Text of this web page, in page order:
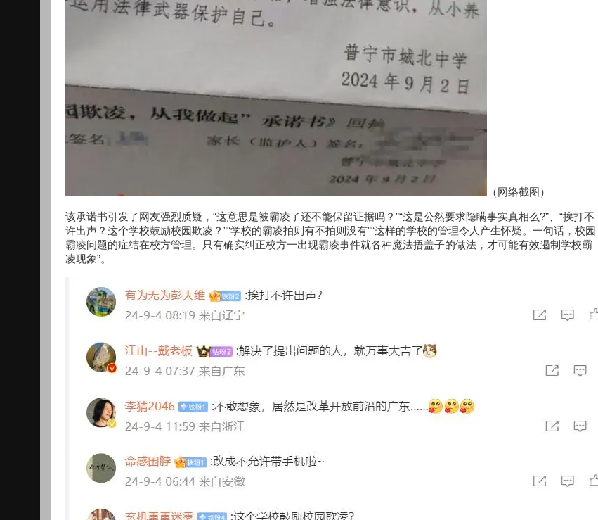
（网络截图）
该承诺书引发了网友强烈质疑，“这意思是被霸凌了还不能保留证据吗？”“这是公然要求隐瞒事实真相么?”、“挨打不
许出声？这个学校鼓励校园欺凌？”“学校的霸凌拍则有不拍则没有”“这样的学校的管理令人产生怀疑。一句话，校园
霸凌问题的症结在校方管理。只有确实纠正校方一出现霸凌事件就各种魔法捂盖子的做法，才可能有效遏制学校霸
凌现象”。